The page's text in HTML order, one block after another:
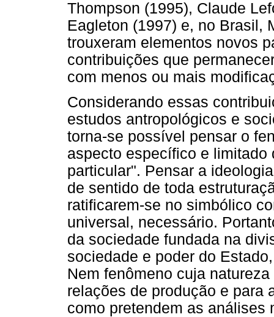
Thompson (1995), Claude
Eagleton (1997) e, no Brasil,
trouxeram elementos novos
contribuições que
com menos ou mais
Considerando essas
estudos antropológicos e
torna-se possível pensar o
aspecto específico e
particular". Pensar a
de sentido de toda
ratificarem-se no simbólico
universal, necessário.
da sociedade fundada na
sociedade e poder do
Nem fenômeno cuja
relações de produção e para
como pretendem as análises